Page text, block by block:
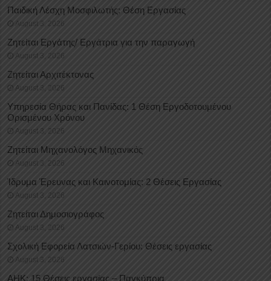
Παιδική Λέσχη Μοσφιλωτής: Θέση Εργασίας
August 3, 2026
Ζητείται Εργάτης/ Εργάτρια για την παραγωγή
August 3, 2026
Ζητείται Αρχιτέκτονας
August 3, 2026
Υπηρεσία Θήρας και Πανίδας: 1 Θέση Eργοδοτουμένου
Oρισμένου Xρόνου
August 3, 2026
Ζητείται Μηχανολόγος Μηχανικός
August 3, 2026
Ίδρυμα Έρευνας και Καινοτομίας: 2 Θέσεις Εργασίας
August 3, 2026
Ζητείται Δημοσιογράφος
August 3, 2026
Σχολική Εφορεία Λατσιών-Γερίου: Θέσεις εργασίας
August 3, 2026
ΑΗΚ: 15 Θέσεις εργασίας – Παγκύπρια